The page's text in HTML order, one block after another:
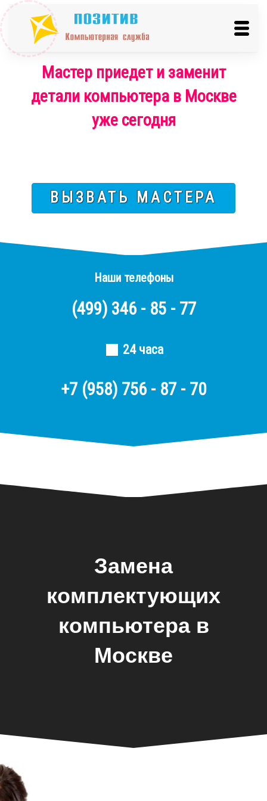
Мастер приедет и заменит
детали компьютера в Москве
уже сегодня
ВЫЗВАТЬ МАСТЕРА
Наши телефоны
(499) 346 - 85 - 77
24 часа
+7 (958) 756 - 87 - 70
Замена
комплектующих
компьютера в
Москве